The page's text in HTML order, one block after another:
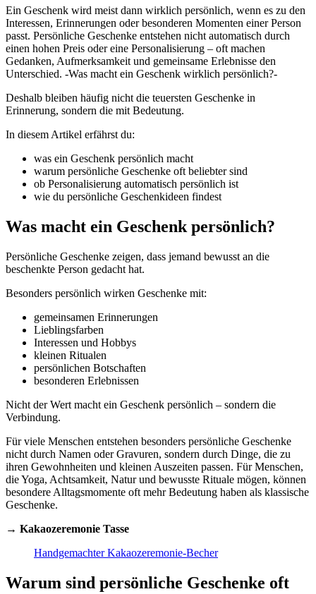
Ein Geschenk wird meist dann wirklich persönlich, wenn es zu den
Interessen, Erinnerungen oder besonderen Momenten einer Person
passt. Persönliche Geschenke entstehen nicht automatisch durch
einen hohen Preis oder eine Personalisierung – oft machen
Gedanken, Aufmerksamkeit und gemeinsame Erlebnisse den
Unterschied. -Was macht ein Geschenk wirklich persönlich?-
Deshalb bleiben häufig nicht die teuersten Geschenke in
Erinnerung, sondern die mit Bedeutung.
In diesem Artikel erfährst du:
was ein Geschenk persönlich macht
warum persönliche Geschenke oft beliebter sind
ob Personalisierung automatisch persönlich ist
wie du persönliche Geschenkideen findest
Was macht ein Geschenk persönlich?
Persönliche Geschenke zeigen, dass jemand bewusst an die
beschenkte Person gedacht hat.
Besonders persönlich wirken Geschenke mit:
gemeinsamen Erinnerungen
Lieblingsfarben
Interessen und Hobbys
kleinen Ritualen
persönlichen Botschaften
besonderen Erlebnissen
Nicht der Wert macht ein Geschenk persönlich – sondern die
Verbindung.
Für viele Menschen entstehen besonders persönliche Geschenke
nicht durch Namen oder Gravuren, sondern durch Dinge, die zu
ihren Gewohnheiten und kleinen Auszeiten passen. Für Menschen,
die Yoga, Achtsamkeit, Natur und bewusste Rituale mögen, können
besondere Alltagsmomente oft mehr Bedeutung haben als klassische
Geschenke.
→ Kakaozeremonie Tasse
Handgemachter Kakaozeremonie-Becher
Warum sind persönliche Geschenke oft